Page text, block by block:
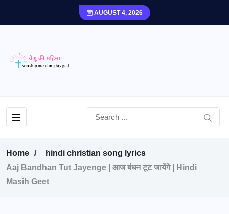
AUGUST 4, 2026
Home
hindi christian song lyrics
Aaj Bandhan Tut Jayenge | आज बंधन टूट जायेंगे | Hindi
Masih Geet